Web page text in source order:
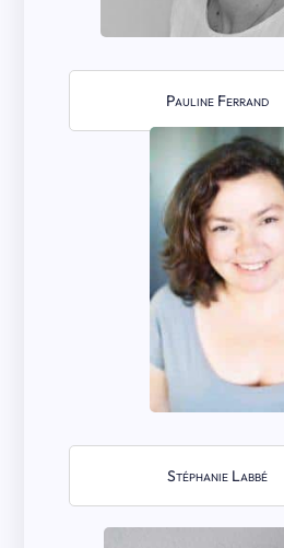
Pauline Ferrand
Stéphanie Labbé